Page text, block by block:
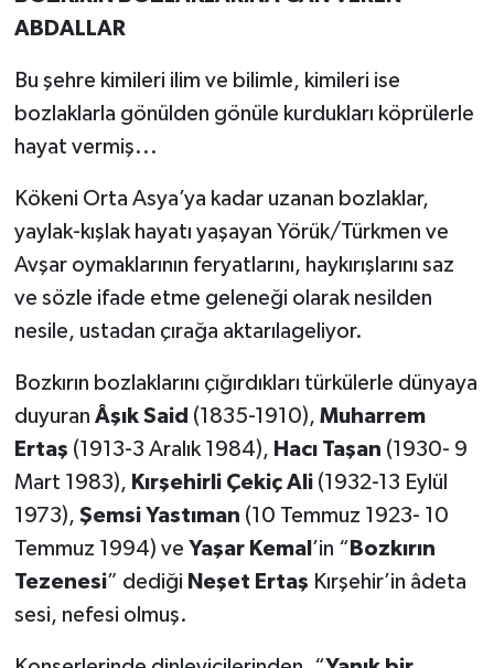
ABDALLAR
Bu şehre kimileri ilim ve bilimle, kimileri ise
bozlaklarla gönülden gönüle kurdukları köprülerle
hayat vermiş...
Kökeni Orta Asya’ya kadar uzanan bozlaklar,
yaylak-kışlak hayatı yaşayan Yörük/Türkmen ve
Avşar oymaklarının feryatlarını, haykırışlarını saz
ve sözle ifade etme geleneği olarak nesilden
nesile, ustadan çırağa aktarılageliyor.
Bozkırın bozlaklarını çığırdıkları türkülerle dünyaya
duyuran Âşık Said (1835-1910), Muharrem
Ertaş (1913-3 Aralık 1984), Hacı Taşan (1930- 9
Mart 1983), Kırşehirli Çekiç Ali(1932-13 Eylül
1973), Şemsi Yastıman (10 Temmuz 1923- 10
Temmuz 1994) ve Yaşar Kemal ’in “ Bozkırın
Tezenesi” dediği Neşet Ertaş Kırşehir’in âdeta
sesi, nefesi olmuş.